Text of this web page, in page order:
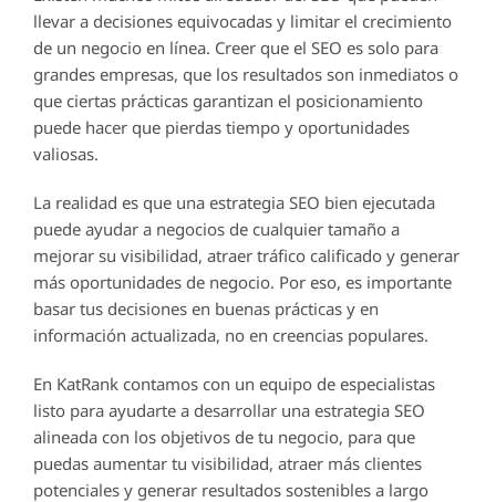
llevar a decisiones equivocadas y limitar el crecimiento
de un negocio en línea. Creer que el SEO es solo para
grandes empresas, que los resultados son inmediatos o
que ciertas prácticas garantizan el posicionamiento
puede hacer que pierdas tiempo y oportunidades
valiosas.
La realidad es que una estrategia SEO bien ejecutada
puede ayudar a negocios de cualquier tamaño a
mejorar su visibilidad, atraer tráfico calificado y generar
más oportunidades de negocio. Por eso, es importante
basar tus decisiones en buenas prácticas y en
información actualizada, no en creencias populares.
En KatRank contamos con un equipo de especialistas
listo para ayudarte a desarrollar una estrategia SEO
alineada con los objetivos de tu negocio, para que
puedas aumentar tu visibilidad, atraer más clientes
potenciales y generar resultados sostenibles a largo